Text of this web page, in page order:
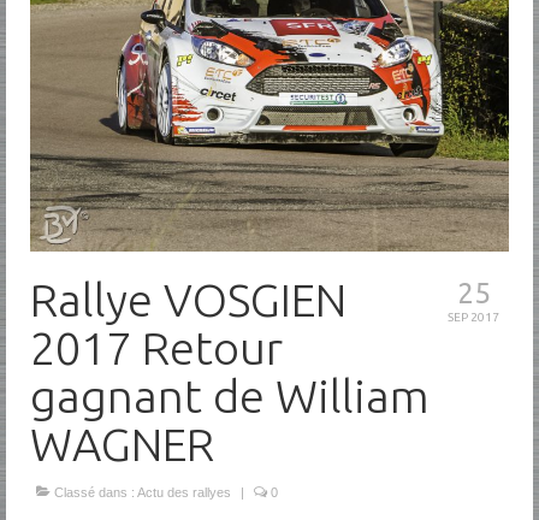
25
SEP 2017
Rallye VOSGIEN
2017 Retour
gagnant de William
WAGNER
Classé dans : Actu des rallyes 0